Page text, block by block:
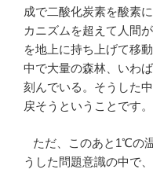
成で二酸化炭素を酸素
カニズムを超えて人間
を地上に持ち上げて移
中で大量の森林、いわ
刻んでいる。そうした
戻そうということです。
ただ、このあと1℃の
うした問題意識の中で